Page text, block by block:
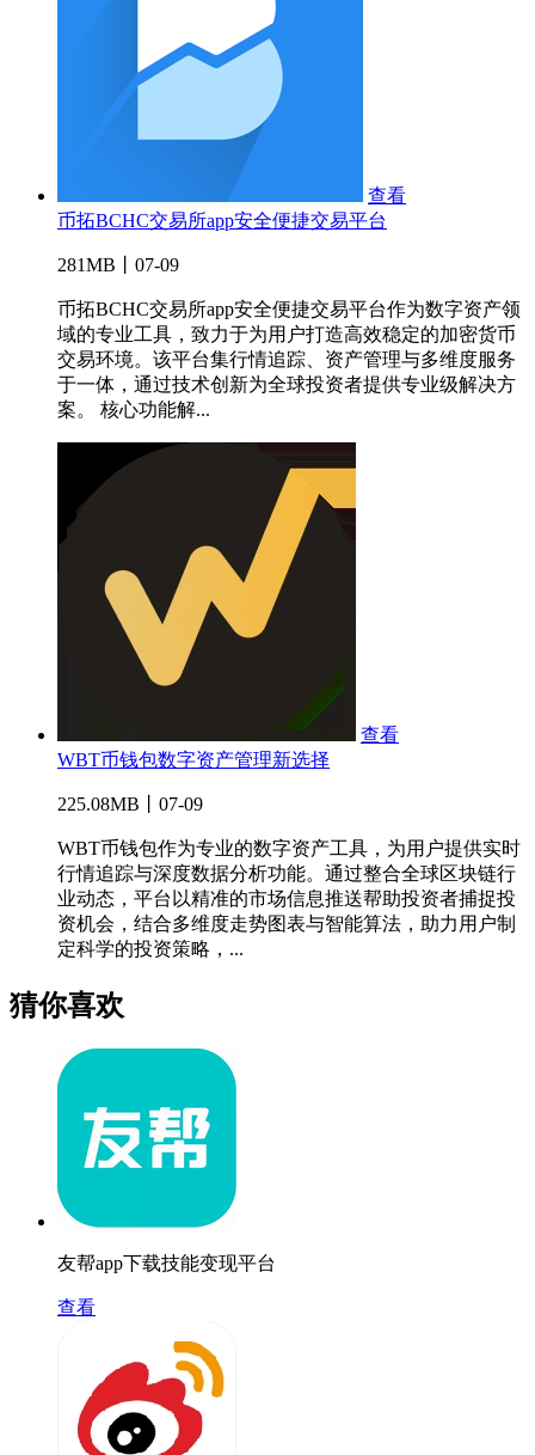
查看
币拓BCHC交易所app安全便捷交易平台
281MB丨07-09
币拓BCHC交易所app安全便捷交易平台作为数字资产领
域的专业工具，致力于为用户打造高效稳定的加密货币
交易环境。该平台集行情追踪、资产管理与多维度服务
于一体，通过技术创新为全球投资者提供专业级解决方
案。 核心功能解...
查看
WBT币钱包数字资产管理新选择
225.08MB丨07-09
WBT币钱包作为专业的数字资产工具，为用户提供实时
行情追踪与深度数据分析功能。通过整合全球区块链行
业动态，平台以精准的市场信息推送帮助投资者捕捉投
资机会，结合多维度走势图表与智能算法，助力用户制
定科学的投资策略，...
猜你喜欢
友帮app下载技能变现平台
查看